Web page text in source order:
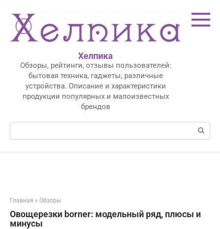
контенту
Хелпика
Обзоры, рейтинги, отзывы пользователей:
бытовая техника, гаджеты, различные
устройства. Описание и характеристики
продукции популярных и малоизвестных
брендов
Поиск:
Главная » Обзоры
Овощерезки borner: модельный ряд, плюсы и
минусы